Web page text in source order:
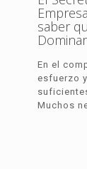
saber
En el
esfuerzo
Muchos